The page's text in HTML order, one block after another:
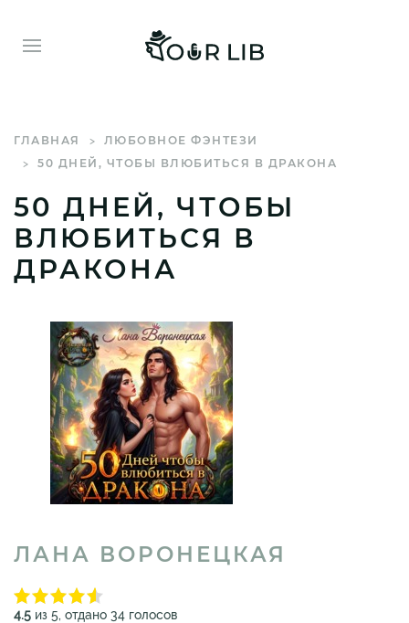
ГЛАВНАЯ
ЛЮБОВНОЕ ФЭНТЕЗИ
50 ДНЕЙ, ЧТОБЫ ВЛЮБИТЬСЯ В ДРАКОНА
50 ДНЕЙ, ЧТОБЫ
ВЛЮБИТЬСЯ В
ДРАКОНА
ЛАНА ВОРОНЕЦКАЯ
4.5 из 5, отдано 34 голосов